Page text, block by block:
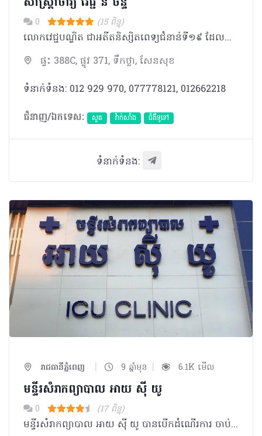
0 (15 ពិន្ទុ)
លោកវេជ្ជបណ្ឌិត ជាអតីតនិស្សិតពេទ្យជំនាន់ទី១៩ ដែល​បាន​បញ្ចប់ការសិក្សាបរិញ្ញាបត្រជាវេជ្ជបណ្ឌិត នៅឆ្នាំ១៩៩៧។ ក្រោយមក ចូលបម្រើការក្នុងក្របខ័ណ្ឌរដ្ឋ ជាគ្រូពេទ្យ​ទូទៅ​ និងជាប្រធាន​ផ្នែកសង្រ្គោះបន្ទាន់ ប្រចាំនៅមន្ទីរពេទ្យ​ស្រុកប្រតិបត្តិ ស្រុកសូទ្រនិគមន៍ ខេត្តសៀមរាប​ពីឆ្នាំ១៩៩៨ ដល់ឆ្នាំ២០០០។ ឆ្នាំ២០០០ ដល់ឆ្នាំ២០០៣​ លោកវេជ្ជបណ្ឌិតបន្តការថ្នាក់ឯកទេសទូទៅ នៅសាកលវិទ្យាល័យវិទ្យាសាស្រ្តសុខាភិបាល រួចបន្តឯកទេសផ្នែកជំងឺសួតនៅប្រទេសបារាំងពីឆ្នាំ២០០៣​ដល់២០០៥​។​ នៅដើមឆ្នាំ២០០៦​ រហូតដល់បច្ចុប្បន្នលោកវេជ្ជបណ្ឌិត បម្រើការក្នុងមន្ទីរពេទ្យព្រះកុសមៈ ក្នុងឋានៈជាប្រធានជំងឺសួត​។​
ផ្ទះ 388C, ផ្លូវ 371, ទឹកថ្លា, សែនសុខ
ទំនាក់ទំនង: 012 929 970, 077778121, 012662218
ជំនាញ/ឯកទេស:
សួត វ៉ាក់សាំង ជំងឺទូទៅ
ទំនាក់ទំនង:
រាជធានីភ្នំពេញ | 9 ឆ្នាំមុន | 6.1K មើល
មន្ទីរសំរាកព្យាបាល​ អាយ​ ស៊ី យូ
0 (17 ពិន្ទុ)
មន្ទីរសំរាកព្យាបាល​ អាយ​ ស៊ី យូ បានបើកដំណើរការ ចាប់ពី ថ្ងៃទី០១​ ខែមករា ឆ្នាំ២០១៦ ដែលមានវេជ្ជបណ្ឌិត មានជំនាញច្បាស់លាស់ និងប្រកបដោយក្រមសីលធម៌វិជ្ជាជីវៈត្រឹមត្រូវ។